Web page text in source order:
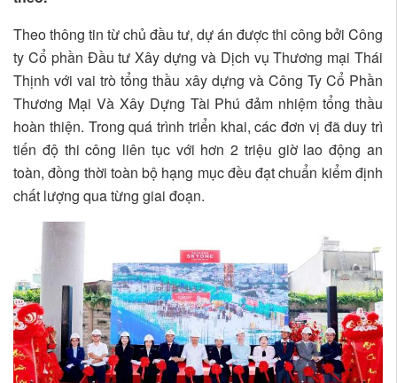
Theo thông tin từ chủ đầu tư, dự án được thi công bởi Công
ty Cổ phần Đầu tư Xây dựng và Dịch vụ Thương mại Thái
Thịnh với vai trò tổng thầu xây dựng và Công Ty Cổ Phần
Thương Mại Và Xây Dựng Tài Phú đảm nhiệm tổng thầu
hoàn thiện. Trong quá trình triển khai, các đơn vị đã duy trì
tiến độ thi công liên tục với hơn 2 triệu giờ lao động an
toàn, đồng thời toàn bộ hạng mục đều đạt chuẩn kiểm định
chất lượng qua từng giai đoạn.